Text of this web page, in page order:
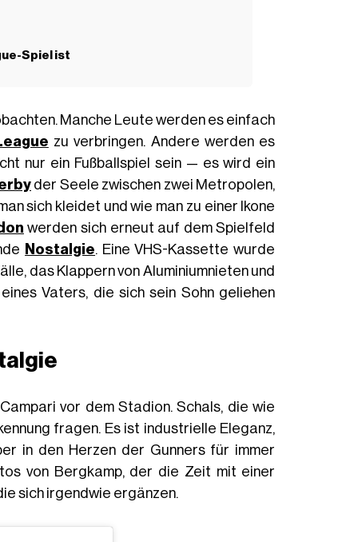
Spiel ist
Manche Leute werden es einfach
zu verbringen. Andere werden es
nur ein Fußballspiel sein — es wird ein
der Seele zwischen zwei Metropolen,
sich kleidet und wie man zu einer Ikone
werden sich erneut auf dem Spielfeld
Nostalgie. Eine VHS-Kassette wurde
das Klappern von Aluminiumnieten und
eines Vaters, die sich sein Sohn geliehen
vor dem Stadion. Schals, die wie
fragen. Es ist industrielle Eleganz,
in den Herzen der Gunners für immer
von Bergkamp, der die Zeit mit einer
sich irgendwie ergänzen.